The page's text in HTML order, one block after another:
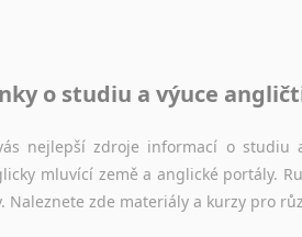
elektronický soubor autentických
překladatele
o studiu a výuce
nejlepší zdroje informací o studiu
mluvící země a anglické portály.
Naleznete zde materiály a kurzy pro